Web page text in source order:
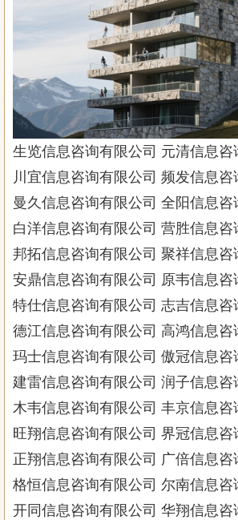
生览信息咨询有限公司 元清信息咨
川宜信息咨询有限公司 频发信息咨
曼久信息咨询有限公司 全阳信息咨
白洋信息咨询有限公司 营胜信息咨
邦拓信息咨询有限公司 聚祥信息咨
安鼎信息咨询有限公司 原韦信息咨
特仕信息咨询有限公司 志吉信息咨
德江信息咨询有限公司 高鸿信息咨
玛士信息咨询有限公司 傲冠信息咨
建雷信息咨询有限公司 润子信息咨
木韦信息咨询有限公司 丰京信息咨
旺翔信息咨询有限公司 界冠信息咨
正翔信息咨询有限公司 广倍信息咨
格恒信息咨询有限公司 尔南信息咨
开同信息咨询有限公司 华翔信息咨